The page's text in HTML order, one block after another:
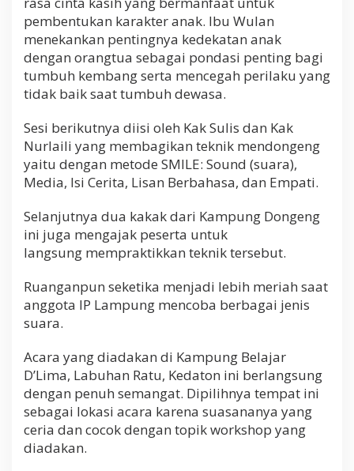
pembentukan karakter anak. Ibu Wulan
menekankan pentingnya kedekatan anak
dengan orangtua sebagai pondasi penting bagi
tumbuh kembang serta mencegah perilaku yang
tidak baik saat tumbuh dewasa.
Sesi berikutnya diisi oleh Kak Sulis dan Kak
Nurlaili yang membagikan teknik mendongeng
yaitu dengan metode SMILE: Sound (suara),
Media, Isi Cerita, Lisan Berbahasa, dan Empati.
Selanjutnya dua kakak dari Kampung Dongeng
ini juga mengajak peserta untuk
langsung mempraktikkan teknik tersebut.
Ruanganpun seketika menjadi lebih meriah saat
anggota IP Lampung mencoba berbagai jenis
suara.
Acara yang diadakan di Kampung Belajar
D’Lima, Labuhan Ratu, Kedaton ini berlangsung
dengan penuh semangat. Dipilihnya tempat ini
sebagai lokasi acara karena suasananya yang
ceria dan cocok dengan topik workshop yang
diadakan.